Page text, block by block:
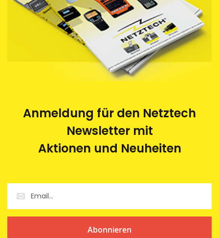
Behindertenwerk zerlegt und die Rohstoffe der
Wiederverwertung zugeführt. Eine saubere und
umweltfreundliche Sache.
Anmeldung für den Netztech
Newsletter mit
Aktionen und Neuheiten
Abonnieren